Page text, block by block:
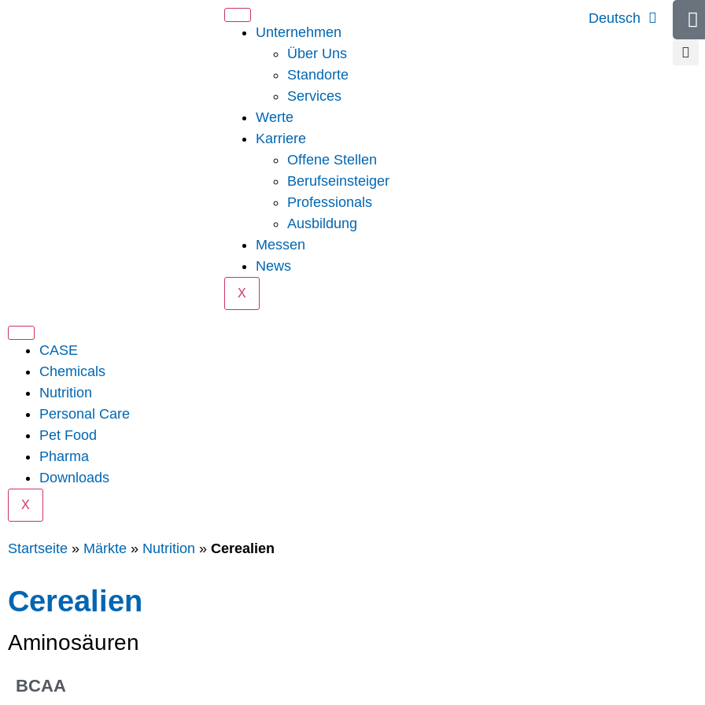
Unternehmen
Über Uns
Standorte
Services
Werte
Karriere
Offene Stellen
Berufseinsteiger
Professionals
Ausbildung
Messen
News
X
Deutsch
CASE
Chemicals
Nutrition
Personal Care
Pet Food
Pharma
Downloads
X
Startseite » Märkte » Nutrition » Cerealien
Cerealien
Aminosäuren
BCAA